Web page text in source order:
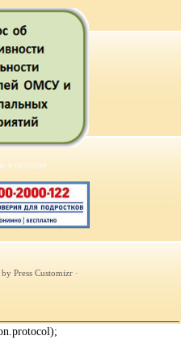
by Press Customizr·